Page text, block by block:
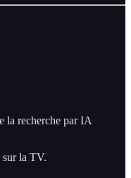
la recherche par IA
sur la TV.